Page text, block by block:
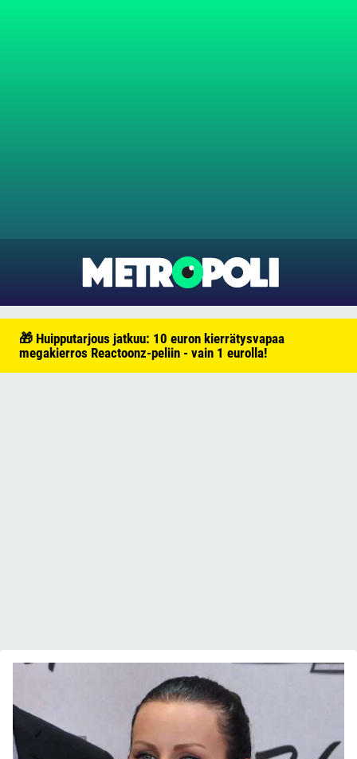
🎁 Huipputarjous jatkuu: 10 euron kierrätysvapaa
megakierros Reactoonz-peliin - vain 1 eurolla!